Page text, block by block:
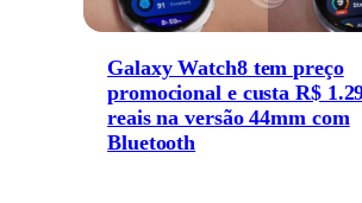
Galaxy Watch8 tem preço
promocional e custa R$
reais na versão 44mm com
Bluetooth